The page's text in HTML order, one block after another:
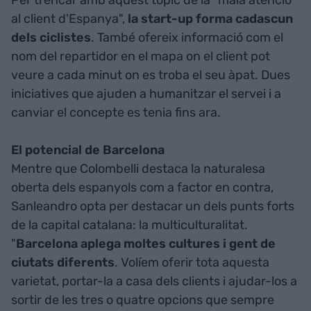
al client d'Espanya", la start-up forma cadascun
dels ciclistes. També ofereix informació com el
nom del repartidor en el mapa on el client pot
veure a cada minut on es troba el seu àpat. Dues
iniciatives que ajuden a humanitzar el servei i a
canviar el concepte es tenia fins ara.
El potencial de Barcelona
Mentre que Colombelli destaca la naturalesa
oberta dels espanyols com a factor en contra,
Sanleandro opta per destacar un dels punts forts
de la capital catalana: la multiculturalitat.
"Barcelona aplega moltes cultures i gent de
ciutats diferents. Volíem oferir tota aquesta
varietat, portar-la a casa dels clients i ajudar-los a
sortir de les tres o quatre opcions que sempre